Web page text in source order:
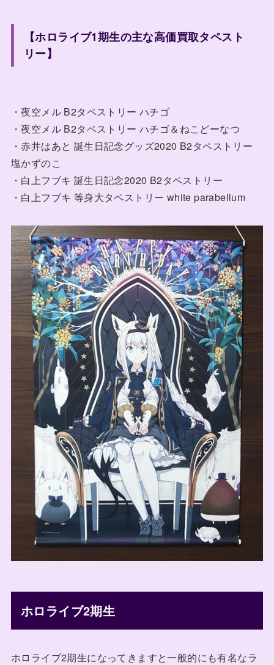
【ホロライブ1期生の主な高価買取タペスト
リー】
・夜空メル B2タペストリー ハチゴ
・夜空メル B2タペストリー ハチゴ＆ねこどーなつ
・赤井はあと 誕生日記念グッズ2020 B2タペストリー
塩かずのこ
・白上フブキ 誕生日記念2020 B2タペストリー
・白上フブキ 等身大タペストリー white parabellum
ホロライブ2期生
ホロライブ2期生になってきますと一般的にも有名なラ